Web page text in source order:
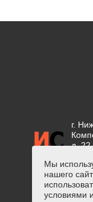
г.
д. 22
Мы
нашего
условиями